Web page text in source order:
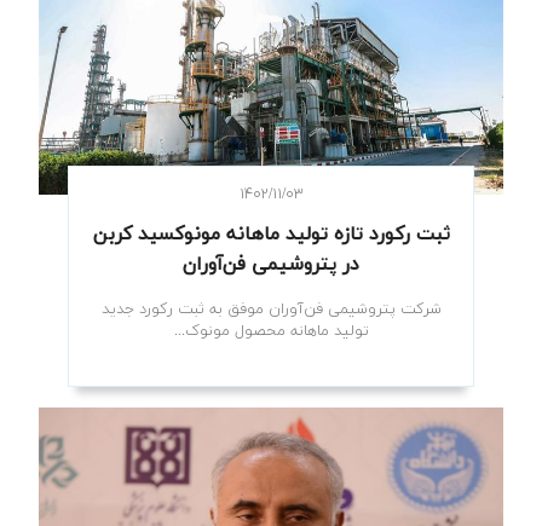
۱۴۰۲/۱۱/۰۳
ثبت رکورد تازه تولید ماهانه مونوکسید کربن
در پتروشیمی فن‌آوران
شرکت پتروشیمی فن‌آوران موفق به ثبت رکورد جدید
تولید ماهانه محصول مونوک...